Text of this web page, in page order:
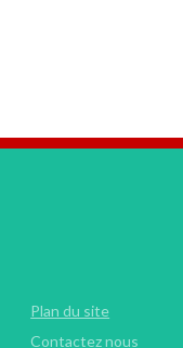
Plan du site
Contactez nous